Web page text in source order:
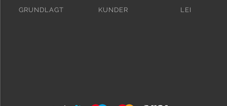
GRUNDLAGT KUNDER LEI